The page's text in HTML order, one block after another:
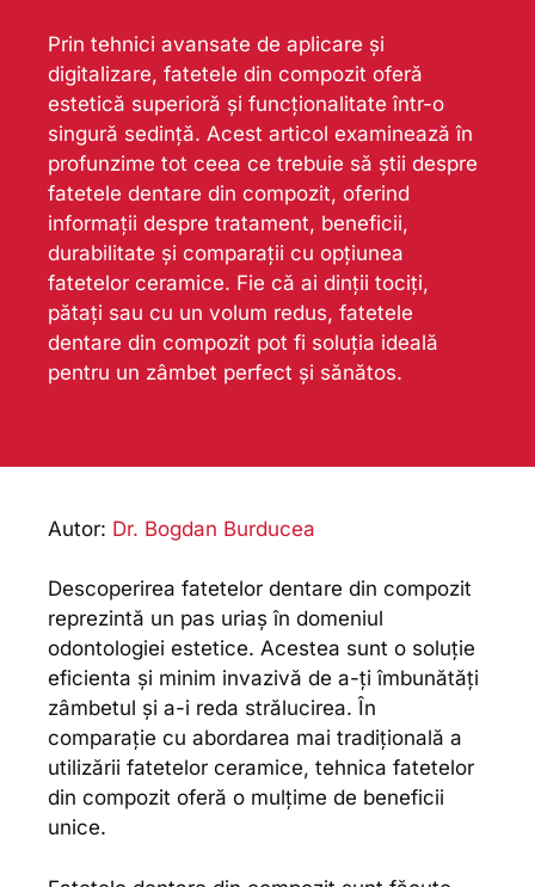
Prin tehnici avansate de aplicare și
digitalizare, fatetele din compozit oferă
estetică superioră și funcționalitate într-o
singură sedință. Acest articol examinează în
profunzime tot ceea ce trebuie să știi despre
fatetele dentare din compozit, oferind
informații despre tratament, beneficii,
durabilitate și comparații cu opțiunea
fatetelor ceramice. Fie că ai dinții tociți,
pătați sau cu un volum redus, fatetele
dentare din compozit pot fi soluția ideală
pentru un zâmbet perfect și sănătos.
Autor: Dr. Bogdan Burducea
Descoperirea fatetelor dentare din compozit
reprezintă un pas uriaș în domeniul
odontologiei estetice. Acestea sunt o soluție
eficienta și minim invazivă de a-ți îmbunătăți
zâmbetul și a-i reda strălucirea. În
comparație cu abordarea mai tradițională a
utilizării fatetelor ceramice, tehnica fatetelor
din compozit oferă o mulțime de beneficii
unice.